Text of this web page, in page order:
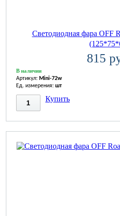
Светодиодная фара OFF
815
В наличии
Артикул: Mini-72w
Ед. измерения: шт
Купить